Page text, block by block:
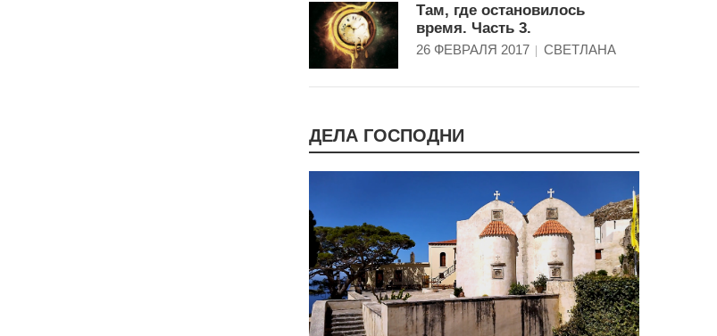
Там, где остановилось
время. Часть 3.
26 ФЕВРАЛЯ 2017 СВЕТЛАНА
ДЕЛА ГОСПОДНИ